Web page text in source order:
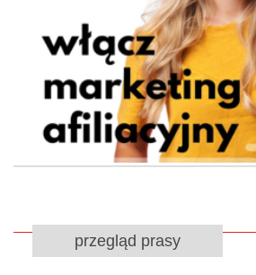
przegląd prasy